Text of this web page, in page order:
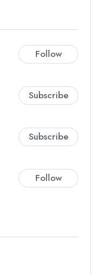
Follow
Subscribe
Subscribe
Follow